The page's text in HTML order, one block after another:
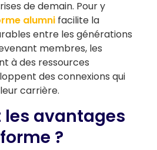
de demain. Pour y
alumni facilite la
entre les générations
membres, les
à des ressources
des connexions qui
carrière.
les avantages
?